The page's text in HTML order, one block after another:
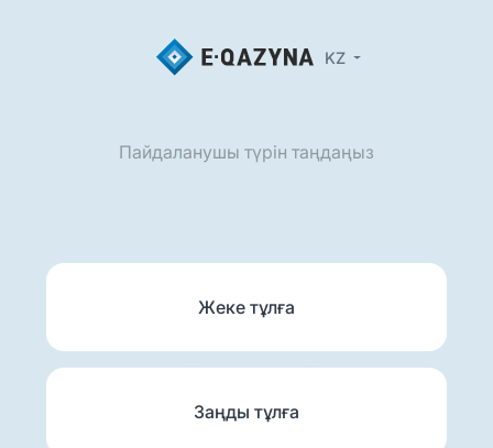
KZ
Пайдаланушы түрін таңдаңыз
Жеке тұлға
Заңды тұлға